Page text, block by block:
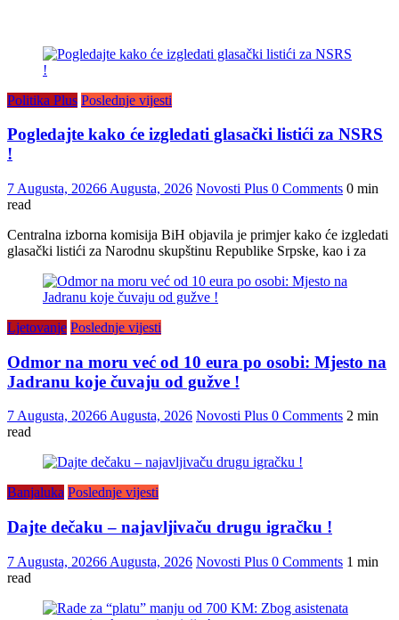
Politika Plus Poslednje vijesti
Pogledajte kako će izgledati glasački listići za NSRS
!
7 Augusta, 20266 Augusta, 2026 Novosti Plus 0 Comments 0 min
read
Centralna izborna komisija BiH objavila je primjer kako će izgledati
glasački listići za Narodnu skupštinu Republike Srpske, kao i za
Ljetovanje Poslednje vijesti
Odmor na moru već od 10 eura po osobi: Mjesto na
Jadranu koje čuvaju od gužve !
7 Augusta, 20266 Augusta, 2026 Novosti Plus 0 Comments 2 min
read
Banjaluka Poslednje vijesti
Dajte dečaku – najavljivaču drugu igračku !
7 Augusta, 20266 Augusta, 2026 Novosti Plus 0 Comments 1 min
read